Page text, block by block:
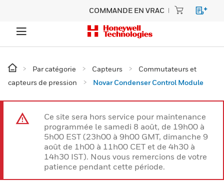
COMMANDE EN VRAC
Par catégorie Capteurs
Commutateurs et
capteurs de pression
Novar Condenser Control Module
Ce site sera hors service pour maintenance
programmée le samedi 8 août, de 19h00 à
5h00 EST (23h00 à 9h00 GMT, dimanche 9
août de 1h00 à 11h00 CET et de 4h30 à
14h30 IST). Nous vous remercions de votre
patience pendant cette période.